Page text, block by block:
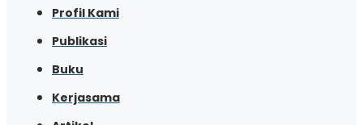
Profil Kami
Publikasi
Buku
Kerjasama